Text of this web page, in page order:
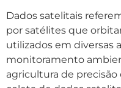
Dados satelitais
por satélites que
utilizados em diversas
monitoramento
agricultura de precisão